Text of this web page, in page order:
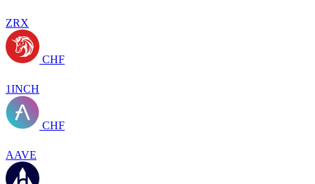
ZRX
CHF
1INCH
CHF
AAVE